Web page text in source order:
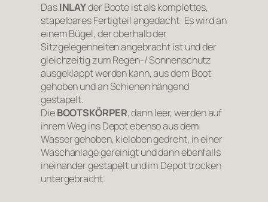
DasINLAYder Boote ist als komplettes,
stapelbares Fertigteil angedacht: Es wird an
einem Bügel, der oberhalb der
Sitzgelegenheiten angebracht ist und der
gleichzeitig zum Regen-/ Sonnenschutz
ausgeklappt werden kann, aus dem Boot
gehoben und an Schienen hängend
gestapelt.
DieBOOTSKÖRPER, dann leer, werden auf
ihrem Weg ins Depot ebenso aus dem
Wasser gehoben, kieloben gedreht, in einer
Waschanlage gereinigt und dann ebenfalls
ineinander gestapelt und im Depot trocken
untergebracht.